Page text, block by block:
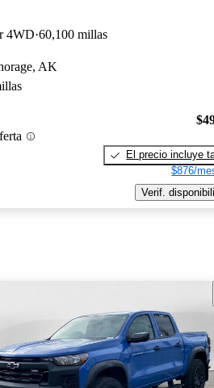
4WD 60,100 millas
AK
El precio incluye
$876/
Verif.